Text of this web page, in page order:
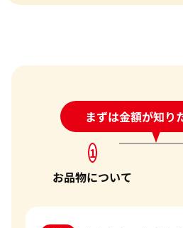
まずは金額が知り
24時間受付中!問い合
1
お品物について